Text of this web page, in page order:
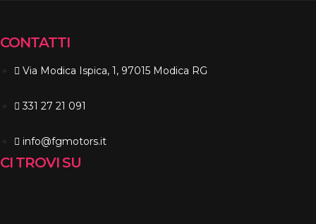
CONTATTI
Via Modica Ispica, 1, 97015 Modica RG
331 27 21 091
info@fgmotors.it
CI TROVI SU